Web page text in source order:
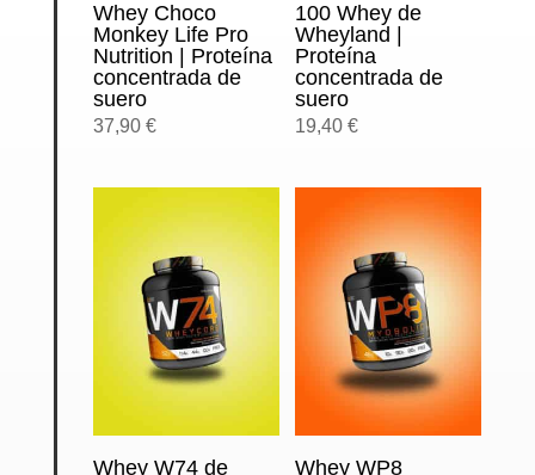
Whey Choco
Monkey Life Pro
Nutrition | Proteína
concentrada de
suero
37,90 €
100 Whey de
Wheyland |
Proteína
concentrada de
suero
19,40 €
Whey W74 de
Whey WP8